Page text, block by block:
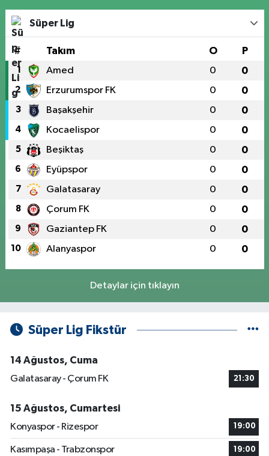
Süper Lig
# Takım O P
1 Amed 0 0
2 Erzurumspor FK 0 0
3 Başakşehir 0 0
4 Kocaelispor 0 0
5 Beşiktaş 0 0
6 Eyüpspor 0 0
7 Galatasaray 0 0
8 Çorum FK 0 0
9 Gaziantep FK 0 0
10 Alanyaspor 0 0
Detaylar için tıklayın
Süper Lig Fikstür
14 Ağustos, Cuma
Galatasaray - Çorum FK
21:30
15 Ağustos, Cumartesi
Konyaspor - Rizespor
19:00
Kasımpaşa - Trabzonspor 19:00